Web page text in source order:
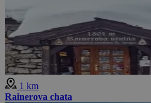
1 km
Rainerova chata